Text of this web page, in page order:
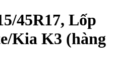
45R17, Lốp
Kia K3 (hàng